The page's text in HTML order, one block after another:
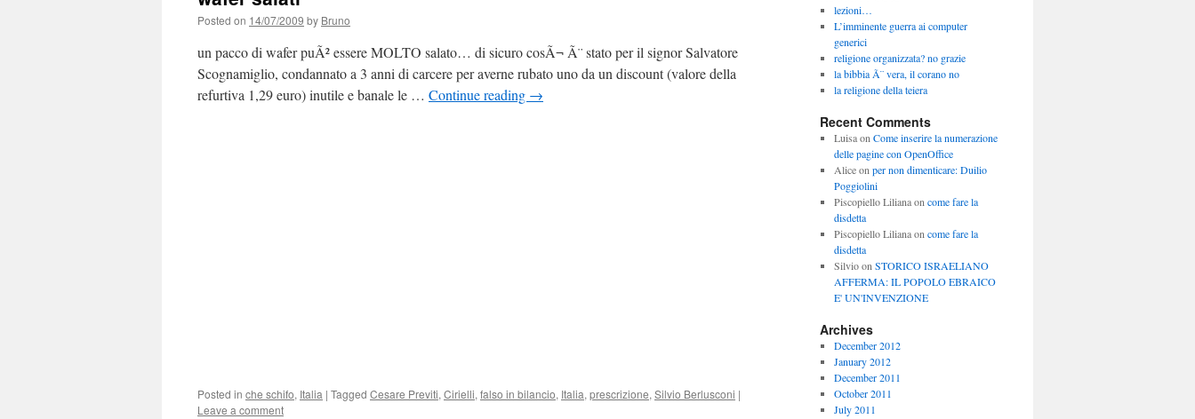
Posted on 14/07/2009 by Bruno
un pacco di wafer puÃ² essere MOLTO salato… di sicuro cosÃ¬ Ã¨ stato per il signor Salvatore
Scognamiglio, condannato a 3 anni di carcere per averne rubato uno da un discount (valore della
refurtiva 1,29 euro) inutile e banale le … Continue reading →
Posted in che schifo, Italia | Tagged Cesare Previti, Cirielli, falso in bilancio, Italia, prescrizione, Silvio Berlusconi |
Leave a comment
lezioni…
L’imminente guerra ai computer
generici
religione organizzata? no grazie
la bibbia Ã¨ vera, il corano no
la religione della teiera
Recent Comments
Luisaon Come inserire la numerazione
delle pagine con OpenOffice
Aliceon per non dimenticare: Duilio
Poggiolini
Piscopiello Lilianaon come fare la
disdetta
Piscopiello Lilianaon come fare la
disdetta
Silvioon STORICO ISRAELIANO
AFFERMA: IL POPOLO EBRAICO
E' UN'INVENZIONE
Archives
December 2012
January 2012
December 2011
October 2011
July 2011